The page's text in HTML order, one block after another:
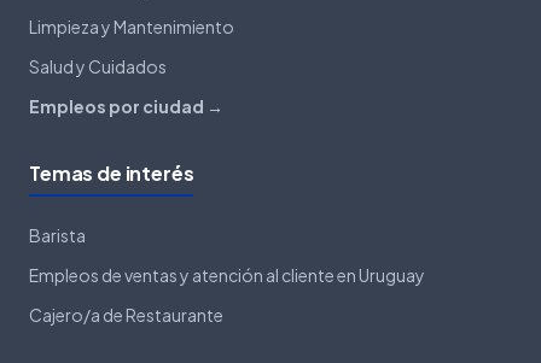
Limpieza y Mantenimiento
Salud y Cuidados
Empleos por ciudad →
Temas de interés
Barista
Empleos de ventas y atención al cliente en Uruguay
Cajero/a de Restaurante